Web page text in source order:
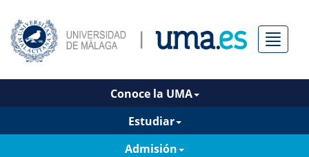
Menú
Conoce la UMA
Estudiar
Admisión